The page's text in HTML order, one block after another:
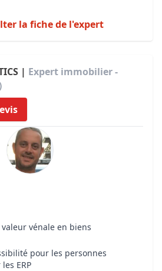
la fiche de l'expert
| Expert immobilier -
vénale en biens
pour les personnes
ERP